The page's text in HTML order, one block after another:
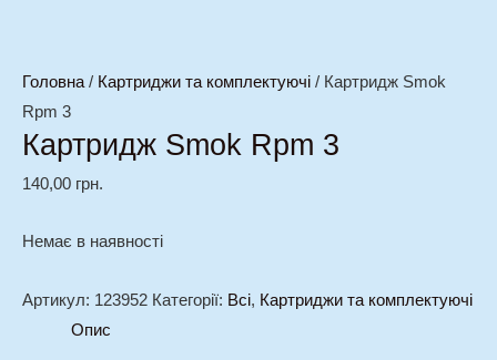
Головна/ Картриджи та комплектуючі / Картридж Smok
Rpm 3
Картридж Smok Rpm 3
140,00 грн.
Немає в наявності
Артикул: 123952 Категорії: Всі, Картриджи та комплектуючі
Опис